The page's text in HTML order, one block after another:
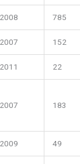
2008 785
2007 152
2011 22
2007 183
2009 49